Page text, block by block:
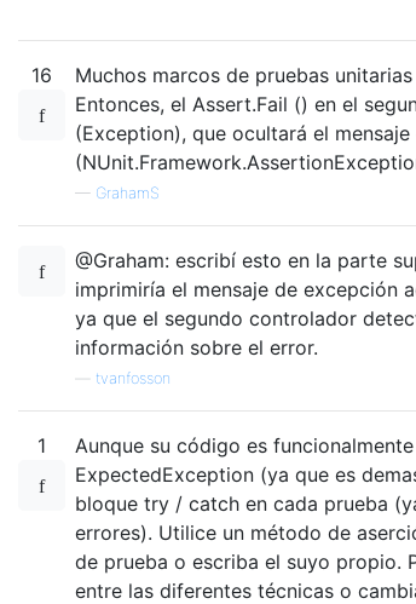
16
Muchos marcos de pruebas
Entonces, el Assert.Fail () en el
(Exception), que ocultará el
— GrahamS
@Graham: escribí esto en la parte
imprimiría el mensaje de excepción
ya que el segundo controlador
información sobre el error.
tvanfosson
1
Aunque su código es
ExpectedException (ya que es
bloque try / catch en cada prueba
errores). Utilice un método de
de prueba o escriba el suyo propio.
entre las diferentes técnicas o